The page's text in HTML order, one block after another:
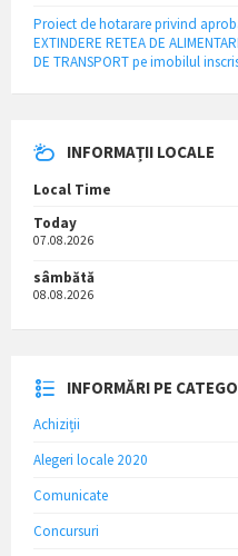
Proiect de hotarare privind
EXTINDERE RETEA DE
DE TRANSPORT pe imobilul
INFORMAȚII LOCALE
Local Time
Today
07.08.2026
sâmbătă
08.08.2026
INFORMĂRI PE
Achiziții
Alegeri locale 2020
Comunicate
Concursuri